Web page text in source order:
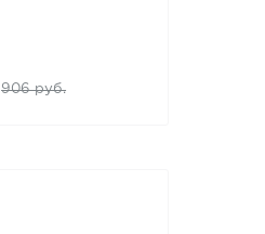
906 руб.